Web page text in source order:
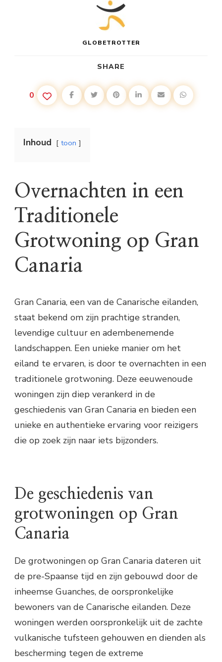
GLOBETROTTER
SHARE
0
Inhoud toon
Overnachten in een
Traditionele
Grotwoning op Gran
Canaria
Gran Canaria, een van de Canarische eilanden,
staat bekend om zijn prachtige stranden,
levendige cultuur en adembenemende
landschappen. Een unieke manier om het
eiland te ervaren, is door te overnachten in een
traditionele grotwoning. Deze eeuwenoude
woningen zijn diep verankerd in de
geschiedenis van Gran Canaria en bieden een
unieke en authentieke ervaring voor reizigers
die op zoek zijn naar iets bijzonders.
De geschiedenis van
grotwoningen op Gran
Canaria
De grotwoningen op Gran Canaria dateren uit
de pre-Spaanse tijd en zijn gebouwd door de
inheemse Guanches, de oorspronkelijke
bewoners van de Canarische eilanden. Deze
woningen werden oorspronkelijk uit de zachte
vulkanische tufsteen gehouwen en dienden als
bescherming tegen de extreme